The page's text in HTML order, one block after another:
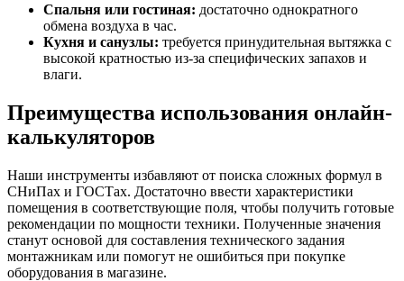
Спальня или гостиная: достаточно однократного
обмена воздуха в час.
Кухня и санузлы: требуется принудительная вытяжка с
высокой кратностью из-за специфических запахов и
влаги.
Преимущества использования онлайн-
калькуляторов
Наши инструменты избавляют от поиска сложных формул в
СНиПах и ГОСТах. Достаточно ввести характеристики
помещения в соответствующие поля, чтобы получить готовые
рекомендации по мощности техники. Полученные значения
станут основой для составления технического задания
монтажникам или помогут не ошибиться при покупке
оборудования в магазине.